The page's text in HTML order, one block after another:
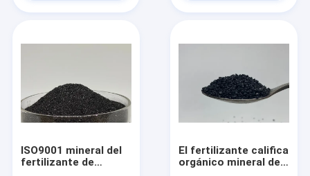
ISO9001 mineral del
fertilizante de
El fertilizante califica
orgánico mineral de